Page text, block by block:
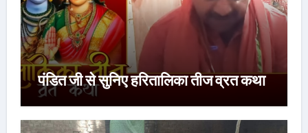
पंडित जी से सुनिए हरितालिका तीज व्रत कथा